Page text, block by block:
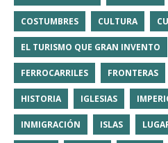
COSTUMBRES CULTURA
EL TURISMO QUE GRAN INVENTO
FERROCARRILES FRONTERAS
HISTORIA IGLESIAS
INMIGRACIÓN ISLAS